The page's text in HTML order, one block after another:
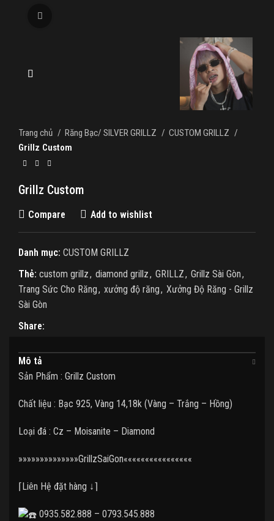
Trang chủ Răng Bạc/ SILVER GRILLZ
CUSTOM GRILLZ
Grillz Custom
Grillz Custom
Compare Add to wishlist
Danh mục: CUSTOM GRILLZ
Thẻ: custom grillz, diamond grillz, GRILLZ, Grillz Sài Gòn,
Trang Sức Cho Răng, xưởng độ răng, Xưởng Độ Răng - Grillz
Sài Gòn
Share:
Mô tả
Sản Phẩm : Grillz Custom
Chất liệu : Bạc 925, Vàng 14,18k (Vàng – Trắng – Hồng)
Loại đá : Cz – Moisanite – Diamond
»»»»»»»»»»»»»»GrillzSaiGon««««««««««««««««
⌈Liên Hệ đặt hàng ↓⌉
0935.582.888 – 0793.545.888